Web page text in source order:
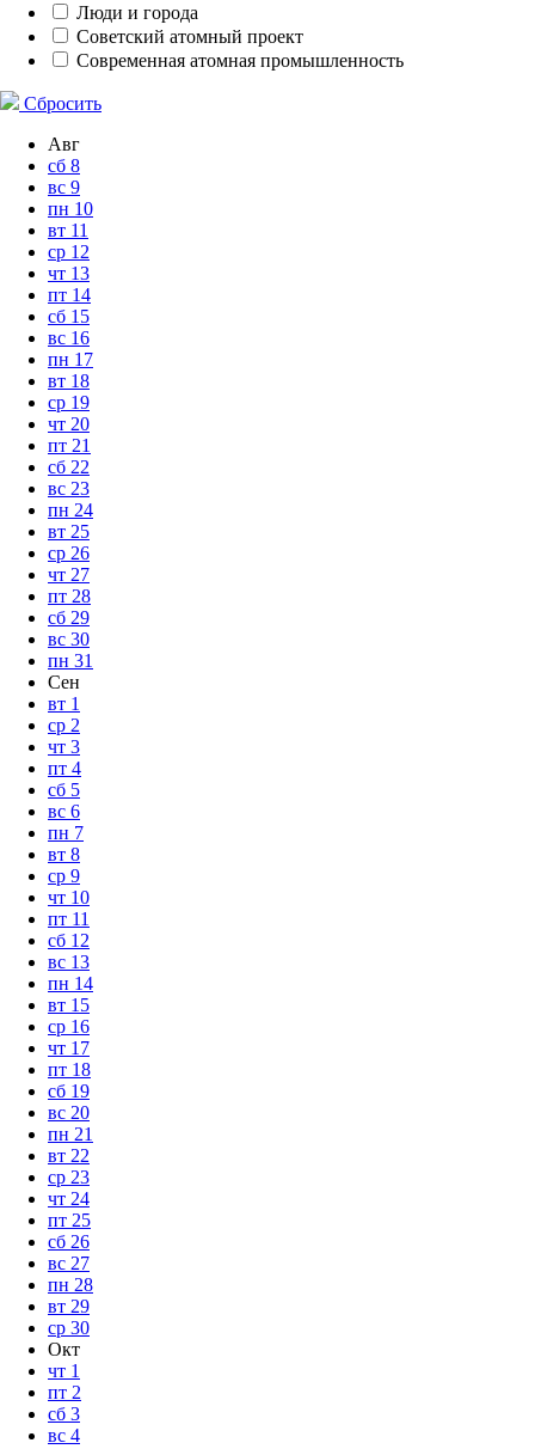
Люди и города
Советский атомный проект
Современная атомная промышленность
Сбросить
Авг
сб 8
вс 9
пн 10
вт 11
ср 12
чт 13
пт 14
сб 15
вс 16
пн 17
вт 18
ср 19
чт 20
пт 21
сб 22
вс 23
пн 24
вт 25
ср 26
чт 27
пт 28
сб 29
вс 30
пн 31
Сен
вт 1
ср 2
чт 3
пт 4
сб 5
вс 6
пн 7
вт 8
ср 9
чт 10
пт 11
сб 12
вс 13
пн 14
вт 15
ср 16
чт 17
пт 18
сб 19
вс 20
пн 21
вт 22
ср 23
чт 24
пт 25
сб 26
вс 27
пн 28
вт 29
ср 30
Окт
чт 1
пт 2
сб 3
вс 4